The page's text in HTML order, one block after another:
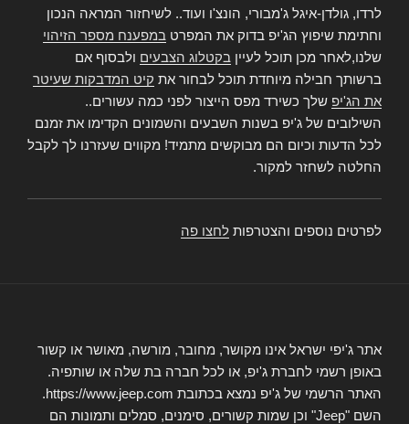
לרדו, גולדן-איגל ג'מבורי, הונצ'ו ועוד.. לשיחזור המראה הנכון
וחתימת שיפוץ הג'יפ בדוק את המפרט במפענח מספר הזיהוי
שלנו,לאחר מכן תוכל לעיין בקטלוג הצבעים ולבסוף אם
ברשותך חבילה מיוחדת תוכל לבחור את קיט המדבקות שעיטר
את הג'יפ שלך כשירד מפס הייצור לפני כמה עשורים..
השילובים של ג'יפ בשנות השבעים והשמונים הקדימו את זמנם
לכל הדעות וכיום הם מבוקשים מתמיד! מקווים שעזרנו לך לקבל
החלטה לשחזר למקור.
לפרטים נוספים והצטרפות לחצו פה
אתר ג'יפי ישראל אינו מקושר, מחובר, מורשה, מאושר או קשור
באופן רשמי לחברת ג'יפ, או לכל חברה בת שלה או שותפיה.
האתר הרשמי של ג'יפ נמצא בכתובת https://www.jeep.com.
השם "Jeep" וכן שמות קשורים, סימנים, סמלים ותמונות הם